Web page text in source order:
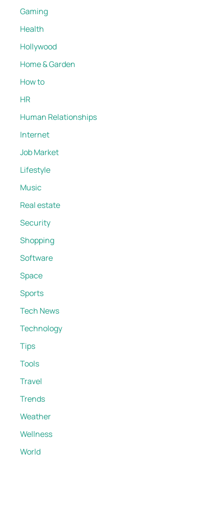
Gaming
Health
Hollywood
Home & Garden
How to
HR
Human Relationships
Internet
Job Market
Lifestyle
Music
Real estate
Security
Shopping
Software
Space
Sports
Tech News
Technology
Tips
Tools
Travel
Trends
Weather
Wellness
World